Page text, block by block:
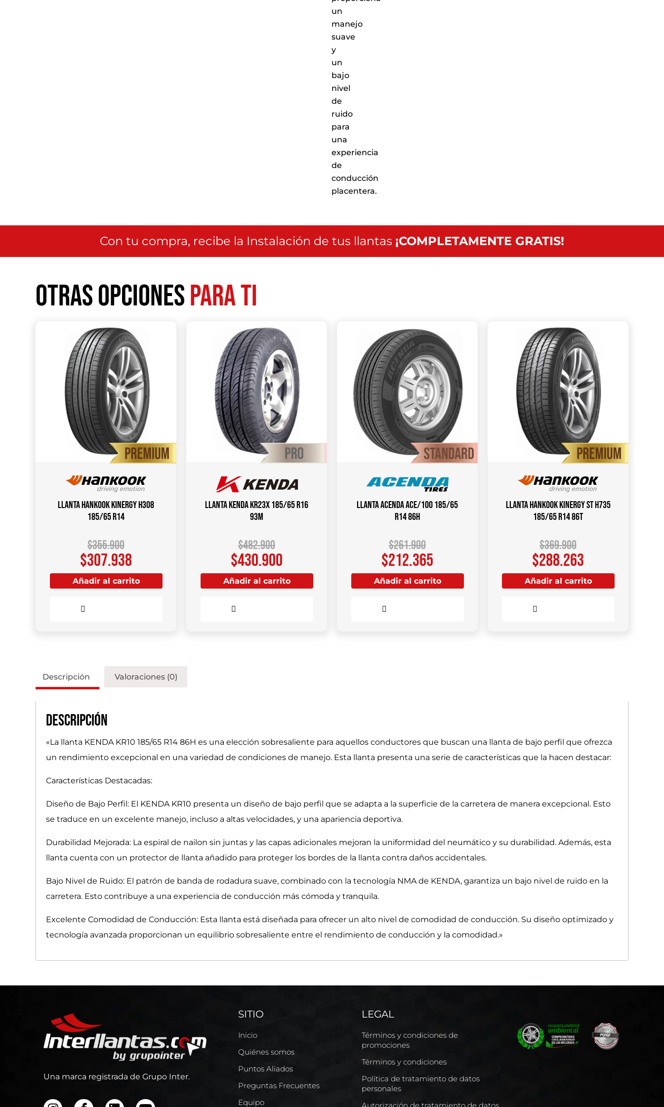
un
manejo
suave
y
un
bajo
nivel
de
ruido
para
una
experiencia
de
conducción
placentera.
Con tu compra, recibe la Instalación de tus llantas ¡COMPLETAMENTE GRATIS!
Otras opcionespara ti
Llanta HANKOOK Kinergy H308
185/65 R14
$355.900
$307.938
Añadir al carrito
Llanta KENDA KR23X 185/65 R16
93M
$482.900
$430.900
Añadir al carrito
Llanta ACENDA ACE/100 185/65
R14 86H
$261.900
$212.365
Añadir al carrito
Llanta HANKOOK Kinergy ST H735
185/65 R14 86T
$369.900
$288.263
Añadir al carrito
Descripción Valoraciones (0)
Descripción
«La llanta KENDA KR10 185/65 R14 86H es una elección sobresaliente para aquellos conductores que buscan una llanta de bajo perfil que ofrezca
un rendimiento excepcional en una variedad de condiciones de manejo. Esta llanta presenta una serie de características que la hacen destacar:
Características Destacadas:
Diseño de Bajo Perfil: El KENDA KR10 presenta un diseño de bajo perfil que se adapta a la superficie de la carretera de manera excepcional. Esto
se traduce en un excelente manejo, incluso a altas velocidades, y una apariencia deportiva.
Durabilidad Mejorada: La espiral de nailon sin juntas y las capas adicionales mejoran la uniformidad del neumático y su durabilidad. Además, esta
llanta cuenta con un protector de llanta añadido para proteger los bordes de la llanta contra daños accidentales.
Bajo Nivel de Ruido: El patrón de banda de rodadura suave, combinado con la tecnología NMA de KENDA, garantiza un bajo nivel de ruido en la
carretera. Esto contribuye a una experiencia de conducción más cómoda y tranquila.
Excelente Comodidad de Conducción: Esta llanta está diseñada para ofrecer un alto nivel de comodidad de conducción. Su diseño optimizado y
tecnología avanzada proporcionan un equilibrio sobresaliente entre el rendimiento de conducción y la comodidad.»
Una marca registrada de Grupo Inter.
SITIO
Inicio
Quiénes somos
Puntos Aliados
Preguntas Frecuentes
Equipo
LEGAL
Términos y condiciones de
promociones
Términos y condiciones
Política de tratamiento de datos
personales